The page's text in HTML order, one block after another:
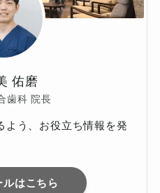
佑磨
歯科 院長
よう、お役立ち情報を発
ルはこちら